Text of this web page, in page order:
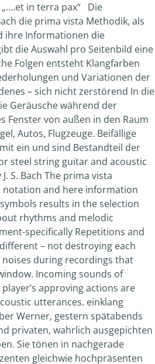
in terra pax“ Die
die prima vista Methodik, als
ihre Informationen die
die Auswahl pro Seitenbild eine
Folgen entsteht Klangfarben
und Variationen der
– sich nicht zerstörend In die
Geräusche während der
Fenster von außen in den Raum
Autos, Flugzeuge. Beifällige
ein und sind Bestandteil der
steel string guitar and acoustic
S. Bach The prima vista
notation and here information
results in the selection
rhythms and melodic
specifically Repetitions and
– not destroying each
during recordings that
Incoming sounds of
approving actions are
utterances. einklang
Werner, gestern spätabends
privaten, wahrlich ausgepichten
Sie tönen in nachgerade
gleichwie hochpräsenten